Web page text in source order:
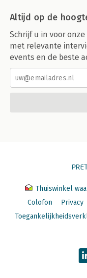
Altijd op de
Schrijf u in voor
met relevante
events en de beste
Thuiswinkel
Colofon
Privacy